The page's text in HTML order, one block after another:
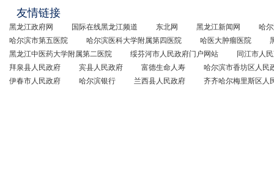
友情链接
黑龙江政府网 国际在线黑龙江频道 东北网 黑龙江新闻网
哈
哈尔滨市第五医院
哈尔滨医科大学附属第四医院 哈医大肿瘤医院
黑龙江中医药大学附属第二医院
绥芬河市人民政府门户网站
同江市人
拜泉县人民政府
宾县人民政府 富德生命人寿
哈尔滨市香坊区人民
伊春市人民政府
哈尔滨银行 兰西县人民政府 齐齐哈尔梅里斯区人